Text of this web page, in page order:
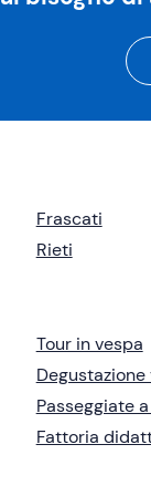
Frascati
Rieti
Tour in vespa
Degustazione
Passeggiate
Fattoria